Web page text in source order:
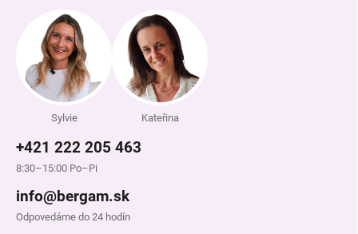
Sylvie Kateřina
+421 222 205 463
8:30–15:00 Po–Pi
info@bergam.sk
Odpovedáme do 24 hodín